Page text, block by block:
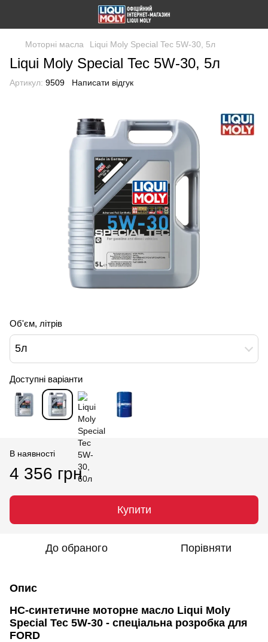
Моторні масла Liqui Moly Special Tec 5W-30, 5л
Liqui Moly Special Tec 5W-30, 5л
Артикул: 9509 Написати відгук
Об'єм, літрів
5л
Доступні варіанти
В наявності
4 356 грн
Купити
До обраного Порівняти
Опис
HC-синтетичне моторне масло Liqui Moly
Special Tec 5W-30 - спеціальна розробка для
FORD